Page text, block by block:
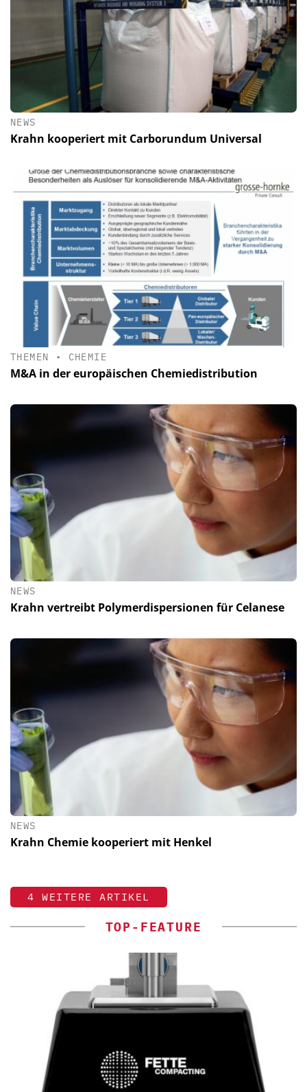
NEWS
Krahn kooperiert mit Carborundum Universal
THEMEN • CHEMIE
M&A in der europäischen Chemiedistribution
NEWS
Krahn vertreibt Polymerdispersionen für Celanese
NEWS
Krahn Chemie kooperiert mit Henkel
4 WEITERE ARTIKEL
TOP-FEATURE